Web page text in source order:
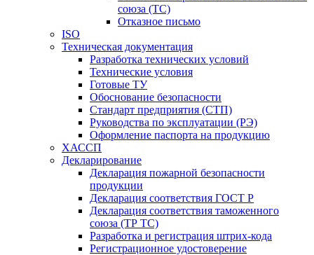
союза (ТС)
Отказное письмо
ISO
Техническая документация
Разработка технических условий
Технические условия
Готовые ТУ
Обоснование безопасности
Стандарт предприятия (СТП)
Руководства по эксплуатации (РЭ)
Оформление паспорта на продукцию
ХАССП
Декларирование
Декларация пожарной безопасности
продукции
Декларация соответствия ГОСТ Р
Декларация соответствия таможенного
союза (ТР ТС)
Разработка и регистрация штрих-кода
Регистрационное удостоверение